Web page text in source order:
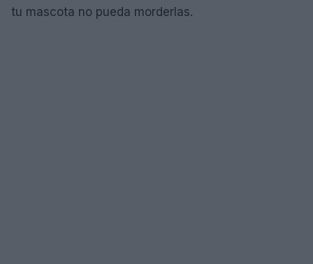
tu mascota no pueda morderlas.